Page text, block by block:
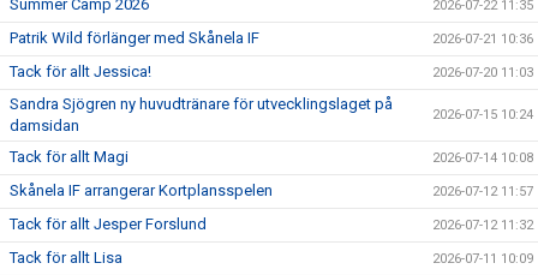
Summer Camp 2026 2026-07-22 11:35
Patrik Wild förlänger med Skånela IF 2026-07-21 10:36
Tack för allt Jessica! 2026-07-20 11:03
Sandra Sjögren ny huvudtränare för utvecklingslaget på
damsidan
2026-07-15 10:24
Tack för allt Magi 2026-07-14 10:08
Skånela IF arrangerar Kortplansspelen 2026-07-12 11:57
Tack för allt Jesper Forslund 2026-07-12 11:32
Tack för allt Lisa 2026-07-11 10:09